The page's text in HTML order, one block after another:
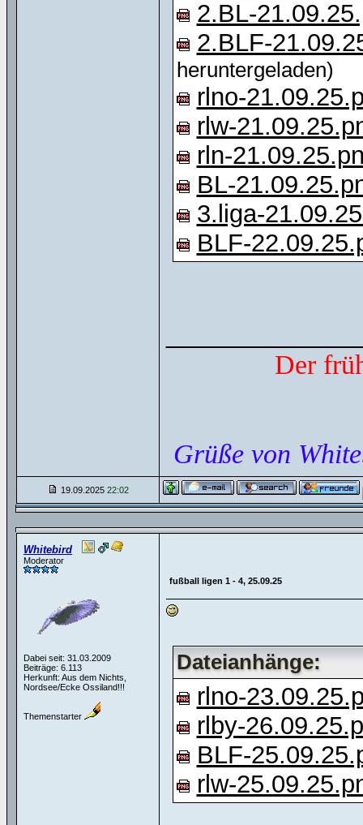
2.BL-
2.BLF-
heruntergeladen)
rlno-
rlw-
rln-
BL-
3.liga-
BLF-
Der
Grüße von
19.09.2025 22:02
Whitebird
Moderator
Dabei seit: 31.03.2009
Beiträge: 6.113
Herkunft: Aus dem Nichts,
Nordsee/Ecke Ossiland!!!
Themenstarter
fußball ligen 1 - 4, 25.09.25
Dateianhänge:
rlno-
rlby-
BLF-
rlw-